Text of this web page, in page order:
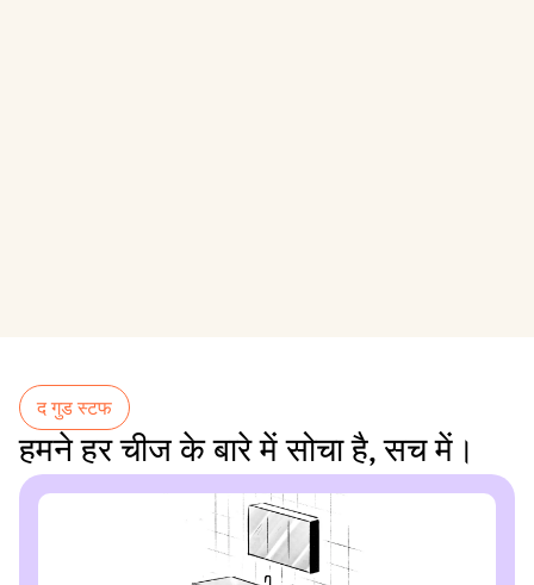
द गुड स्टफ
हमने हर चीज के बारे में सोचा है, सच में।